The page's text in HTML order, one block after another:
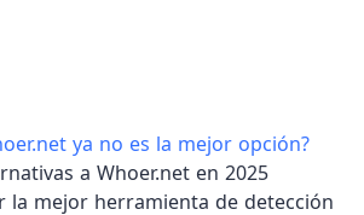
ya no es la mejor opción?
a Whoer.net en 2025
la mejor herramienta de detección